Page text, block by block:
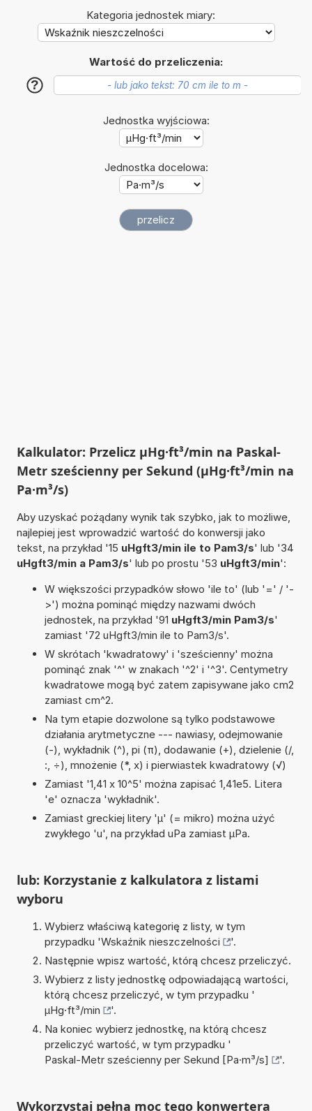
Kategoria jednostek miary:
Wartość do przeliczenia:
?
Jednostka wyjściowa:
Jednostka docelowa:
Kalkulator: Przelicz µHg·ft³/min na Paskal-
Metr sześcienny per Sekund (µHg·ft³/min na
Pa·m³/s)
Aby uzyskać pożądany wynik tak szybko, jak to możliwe,
najlepiej jest wprowadzić wartość do konwersji jako
tekst, na przykład '15 uHgft3/min ile to Pam3/s' lub '34
uHgft3/min a Pam3/s' lub po prostu '53 uHgft3/min':
W większości przypadków słowo 'ile to' (lub '=' / '-
>') można pominąć między nazwami dwóch
jednostek, na przykład '91 uHgft3/min Pam3/s'
zamiast '72 uHgft3/min ile to Pam3/s'.
W skrótach 'kwadratowy' i 'sześcienny' można
pominąć znak '^' w znakach '^2' i '^3'. Centymetry
kwadratowe mogą być zatem zapisywane jako cm2
zamiast cm^2.
Na tym etapie dozwolone są tylko podstawowe
działania arytmetyczne --- nawiasy, odejmowanie
(-), wykładnik (^), pi (π), dodawanie (+), dzielenie (/,
:, ÷), mnożenie (*, x) i pierwiastek kwadratowy (√)
Zamiast '1,41 x 10^5' można zapisać 1,41e5. Litera
'e' oznacza 'wykładnik'.
Zamiast greckiej litery 'µ' (= mikro) można użyć
zwykłego 'u', na przykład uPa zamiast µPa.
lub: Korzystanie z kalkulatora z listami
wyboru
Wybierz właściwą kategorię z listy, w tym
przypadku 'Wskaźnik nieszczelności
'.
Następnie wpisz wartość, którą chcesz przeliczyć.
Wybierz z listy jednostkę odpowiadającą wartości,
którą chcesz przeliczyć, w tym przypadku '
µHg·ft³/min
'.
Na koniec wybierz jednostkę, na którą chcesz
przeliczyć wartość, w tym przypadku '
Paskal-Metr sześcienny per Sekund [Pa·m³/s]
'.
Wykorzystaj pełną moc tego konwertera